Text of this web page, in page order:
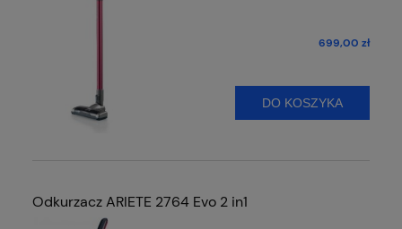
699,00 zł
DO KOSZYKA
Odkurzacz ARIETE 2764 Evo 2 in1